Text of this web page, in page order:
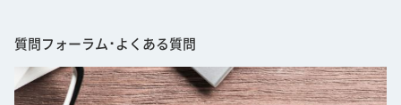
質問フォーラム･よくある質問